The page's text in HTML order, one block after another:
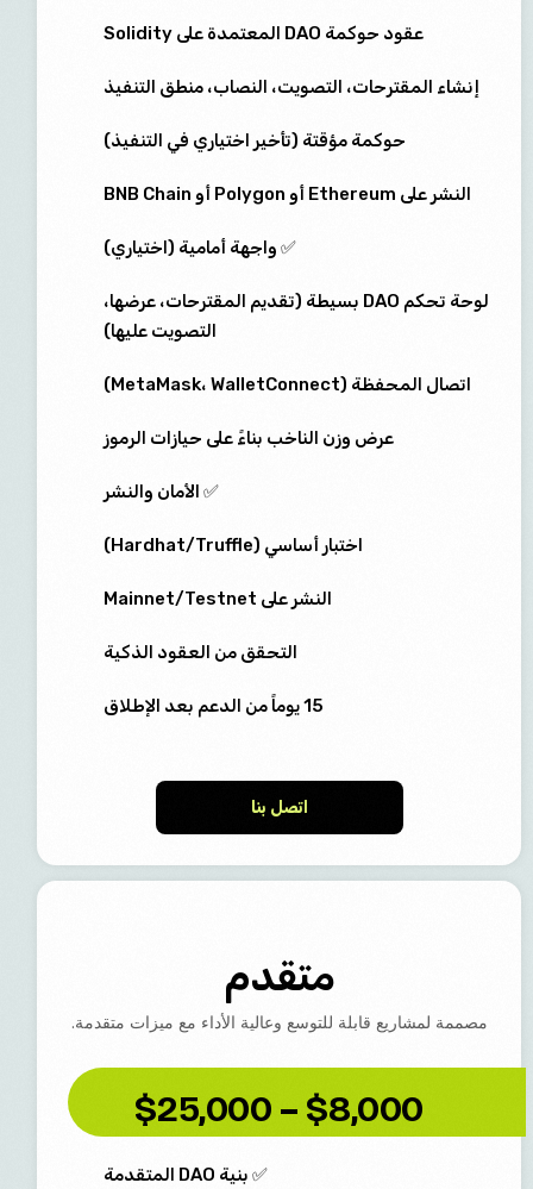
عقود حوكمة DAO المعتمدة على Solidity
إنشاء المقترحات، التصويت، النصاب، منطق التنفيذ
حوكمة مؤقتة (تأخير اختياري في التنفيذ)
النشر على Ethereum أو Polygon أو BNB Chain
✅ واجهة أمامية (اختياري)
لوحة تحكم DAO بسيطة (تقديم المقترحات، عرضها،
التصويت عليها)
اتصال المحفظة (MetaMask، WalletConnect)
عرض وزن الناخب بناءً على حيازات الرموز
✅ الأمان والنشر
اختبار أساسي (Hardhat/Truffle)
النشر على Mainnet/Testnet
التحقق من العقود الذكية
15 يوماً من الدعم بعد الإطلاق
اتصل بنا
متقدم
مصممة لمشاريع قابلة للتوسع وعالية الأداء مع ميزات متقدمة.
$8,000 – $25,000
✅ بنية DAO المتقدمة